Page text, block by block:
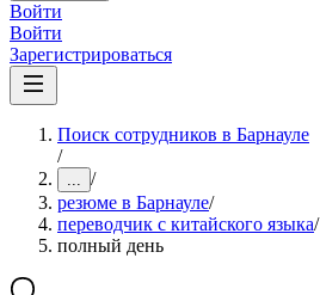
Войти
Войти
Зарегистрироваться
Поиск сотрудников в Барнауле
/
... /
резюме в Барнауле/
переводчик с китайского языка/
полный день